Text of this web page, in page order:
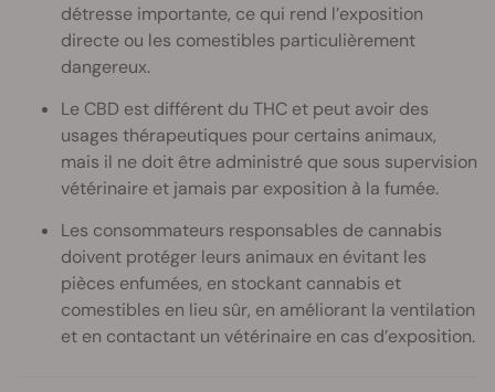
détresse importante, ce qui rend l’exposition
directe ou les comestibles particulièrement
dangereux.
Le CBD est différent du THC et peut avoir des
usages thérapeutiques pour certains animaux,
mais il ne doit être administré que sous supervision
vétérinaire et jamais par exposition à la fumée.
Les consommateurs responsables de cannabis
doivent protéger leurs animaux en évitant les
pièces enfumées, en stockant cannabis et
comestibles en lieu sûr, en améliorant la ventilation
et en contactant un vétérinaire en cas d’exposition.